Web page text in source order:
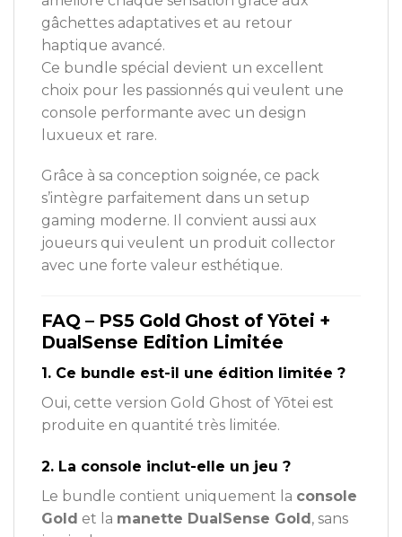
gâchettes adaptatives et au retour
haptique avancé.
Ce bundle spécial devient un excellent
choix pour les passionnés qui veulent une
console performante avec un design
luxueux et rare.
Grâce à sa conception soignée, ce pack
s’intègre parfaitement dans un setup
gaming moderne. Il convient aussi aux
joueurs qui veulent un produit collector
avec une forte valeur esthétique.
FAQ – PS5 Gold Ghost of Yōtei +
DualSense Edition Limitée
1. Ce bundle est-il une édition limitée ?
Oui, cette version Gold Ghost of Yōtei est
produite en quantité très limitée.
2. La console inclut-elle un jeu ?
Le bundle contient uniquement la console
Gold et la manette DualSense Gold, sans